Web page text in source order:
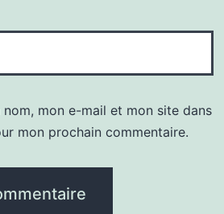
mon e-mail et mon site dans
mon prochain commentaire.